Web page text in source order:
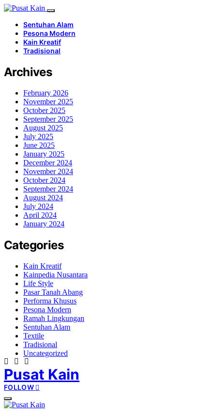
Sentuhan Alam
Pesona Modern
Kain Kreatif
Tradisional
Archives
February 2026
November 2025
October 2025
September 2025
August 2025
July 2025
June 2025
January 2025
December 2024
November 2024
October 2024
September 2024
August 2024
July 2024
April 2024
January 2024
Categories
Kain Kreatif
Kainpedia Nusantara
Life Style
Pasar Tanah Abang
Performa Khusus
Pesona Modern
Ramah Lingkungan
Sentuhan Alam
Textile
Tradisional
Uncategorized
Pusat Kain
FOLLOW